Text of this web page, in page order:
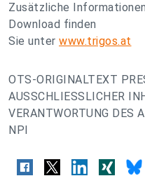
Zusätzliche
Download finden
Sie unter www.trigos.at
OTS-ORIGINALTEXT
AUSSCHLIESSLICHER
VERANTWORTUNG DES
NPI